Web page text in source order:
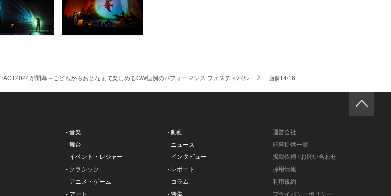
TACT2024が開幕～こどもからおとなまで楽しめるGW恒例のパフォーマンス フェスティバル 画像14/16
- 音楽
- 舞台
- イベント・レジャー
- クラシック
- アニメ・ゲーム
- アート
- 動画
- ニュース
- インタビュー
- レポート
- コラム
- 特集
運営会社
記事提供一覧
掲載依頼 / お問い合わせ
採用情報
利用規約
プライバシーポリシー